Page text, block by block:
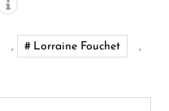
, Lorraine Fouchet
,